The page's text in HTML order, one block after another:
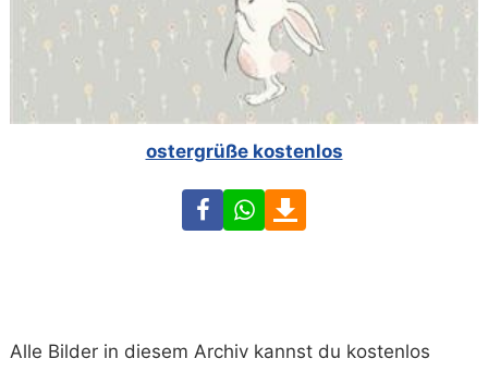
ostergrüße kostenlos
FacebookWhatsApp
Alle Bilder in diesem Archiv kannst du kostenlos